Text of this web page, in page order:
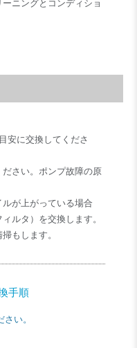
ニングとコンディショ
安に交換してくださ
さい。ポンプ故障の原
が上がっている場合
ルタ）を交換します。
もします。
手順
い。